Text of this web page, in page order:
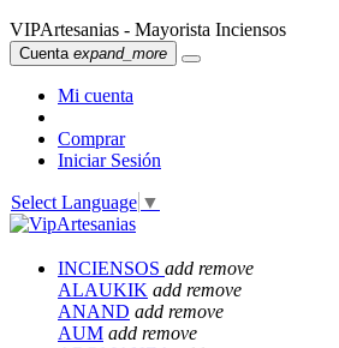
VIPArtesanias - Mayorista Inciensos
Cuenta expand_more
Mi cuenta
Comprar
Iniciar Sesión
Select Language ▼
INCIENSOS add remove
ALAUKIK add remove
ANAND add remove
AUM add remove